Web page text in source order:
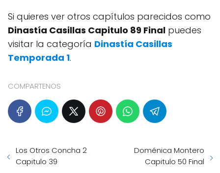
Si quieres ver otros capítulos parecidos como
Dinastía Casillas Capitulo 89 Final puedes
visitar la categoría Dinastía Casillas
Temporada 1.
COMPARTENOS
Los Otros Concha 2
Capitulo 39
Doménica Montero
Capitulo 50 Final